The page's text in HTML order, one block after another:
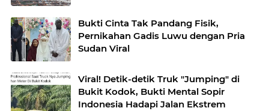
Bukti Cinta Tak Pandang Fisik,
Pernikahan Gadis Luwu dengan Pria
Sudan Viral
Viral! Detik-detik Truk "Jumping" di
Bukit Kodok, Bukti Mental Sopir
Indonesia Hadapi Jalan Ekstrem